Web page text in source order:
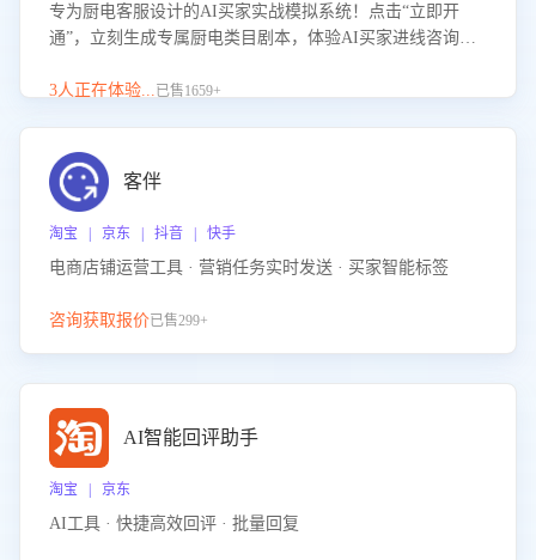
专为厨电客服设计的AI买家实战模拟系统！点击“立即开
通”，立刻生成专属厨电类目剧本，体验AI买家进线咨询真
实场景应对技巧！
3人正在体验...已售1659+
客伴
淘宝 | 京东 | 抖音 | 快手
电商店铺运营工具 · 营销任务实时发送 · 买家智能标签
咨询获取报价已售299+
AI智能回评助手
淘宝 | 京东
AI工具 · 快捷高效回评 · 批量回复